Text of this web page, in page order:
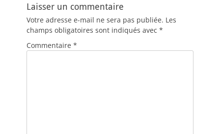
Laisser un commentaire
Votre adresse e-mail ne sera pas publiée. Les
champs obligatoires sont indiqués avec *
Commentaire *